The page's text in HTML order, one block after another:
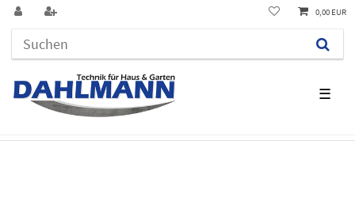
☰
0,00 EUR